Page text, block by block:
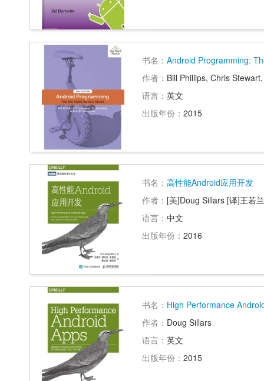
书名： Android Programming:
作者： Bill Phillips, Chris
语言： 英文
出版年份： 2015
书名： 高性能Android应用开发
作者： [美]Doug Sillars [译]王若
语言： 中文
出版年份： 2016
书名： High Performance
作者： Doug Sillars
语言： 英文
出版年份： 2015